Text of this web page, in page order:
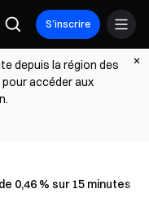
S’inscrire
depuis la région des
accéder aux
0,46 % sur 15 minutes